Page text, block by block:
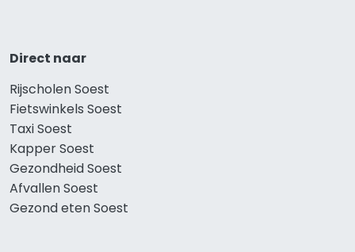
Direct naar
Rijscholen Soest
Fietswinkels Soest
Taxi Soest
Kapper Soest
Gezondheid Soest
Afvallen Soest
Gezond eten Soest